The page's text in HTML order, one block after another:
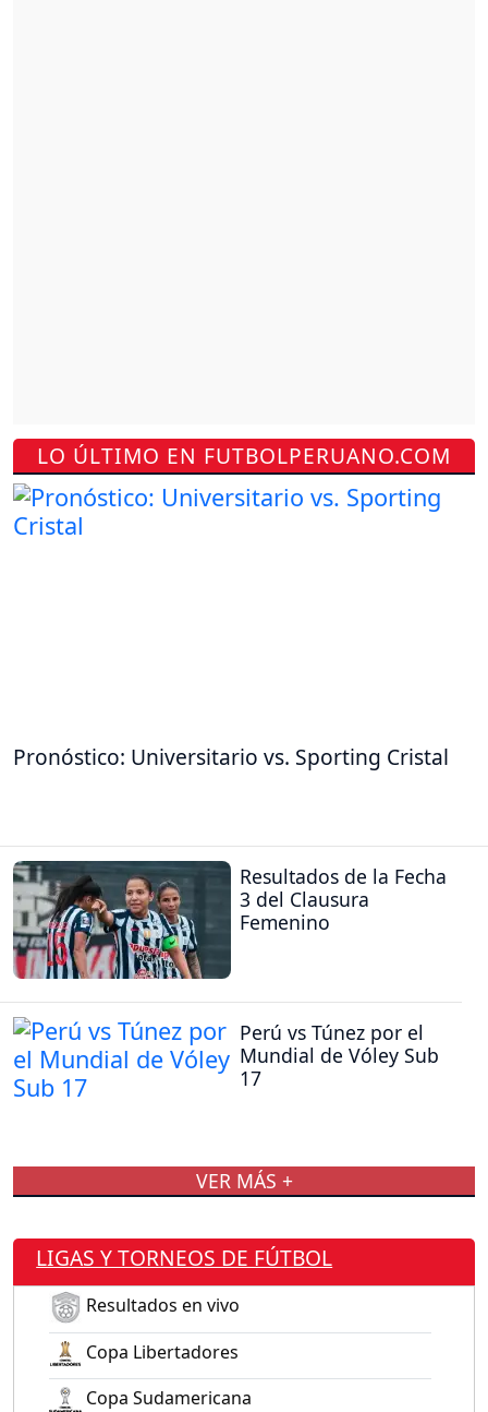
LO ÚLTIMO EN FUTBOLPERUANO.COM
Pronóstico: Universitario vs. Sporting Cristal
Resultados de la Fecha
3 del Clausura
Femenino
Perú vs Túnez por el
Mundial de Vóley Sub
17
VER MÁS +
LIGAS Y TORNEOS DE FÚTBOL
Resultados en vivo
Copa Libertadores
Copa Sudamericana